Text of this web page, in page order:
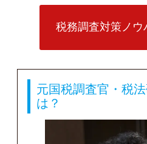
税務調査対策ノウ
元国税調査官・税
は？